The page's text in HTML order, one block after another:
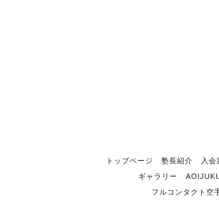
トップページ 塾長紹介
入
ギャラリー
フルコンタクト空